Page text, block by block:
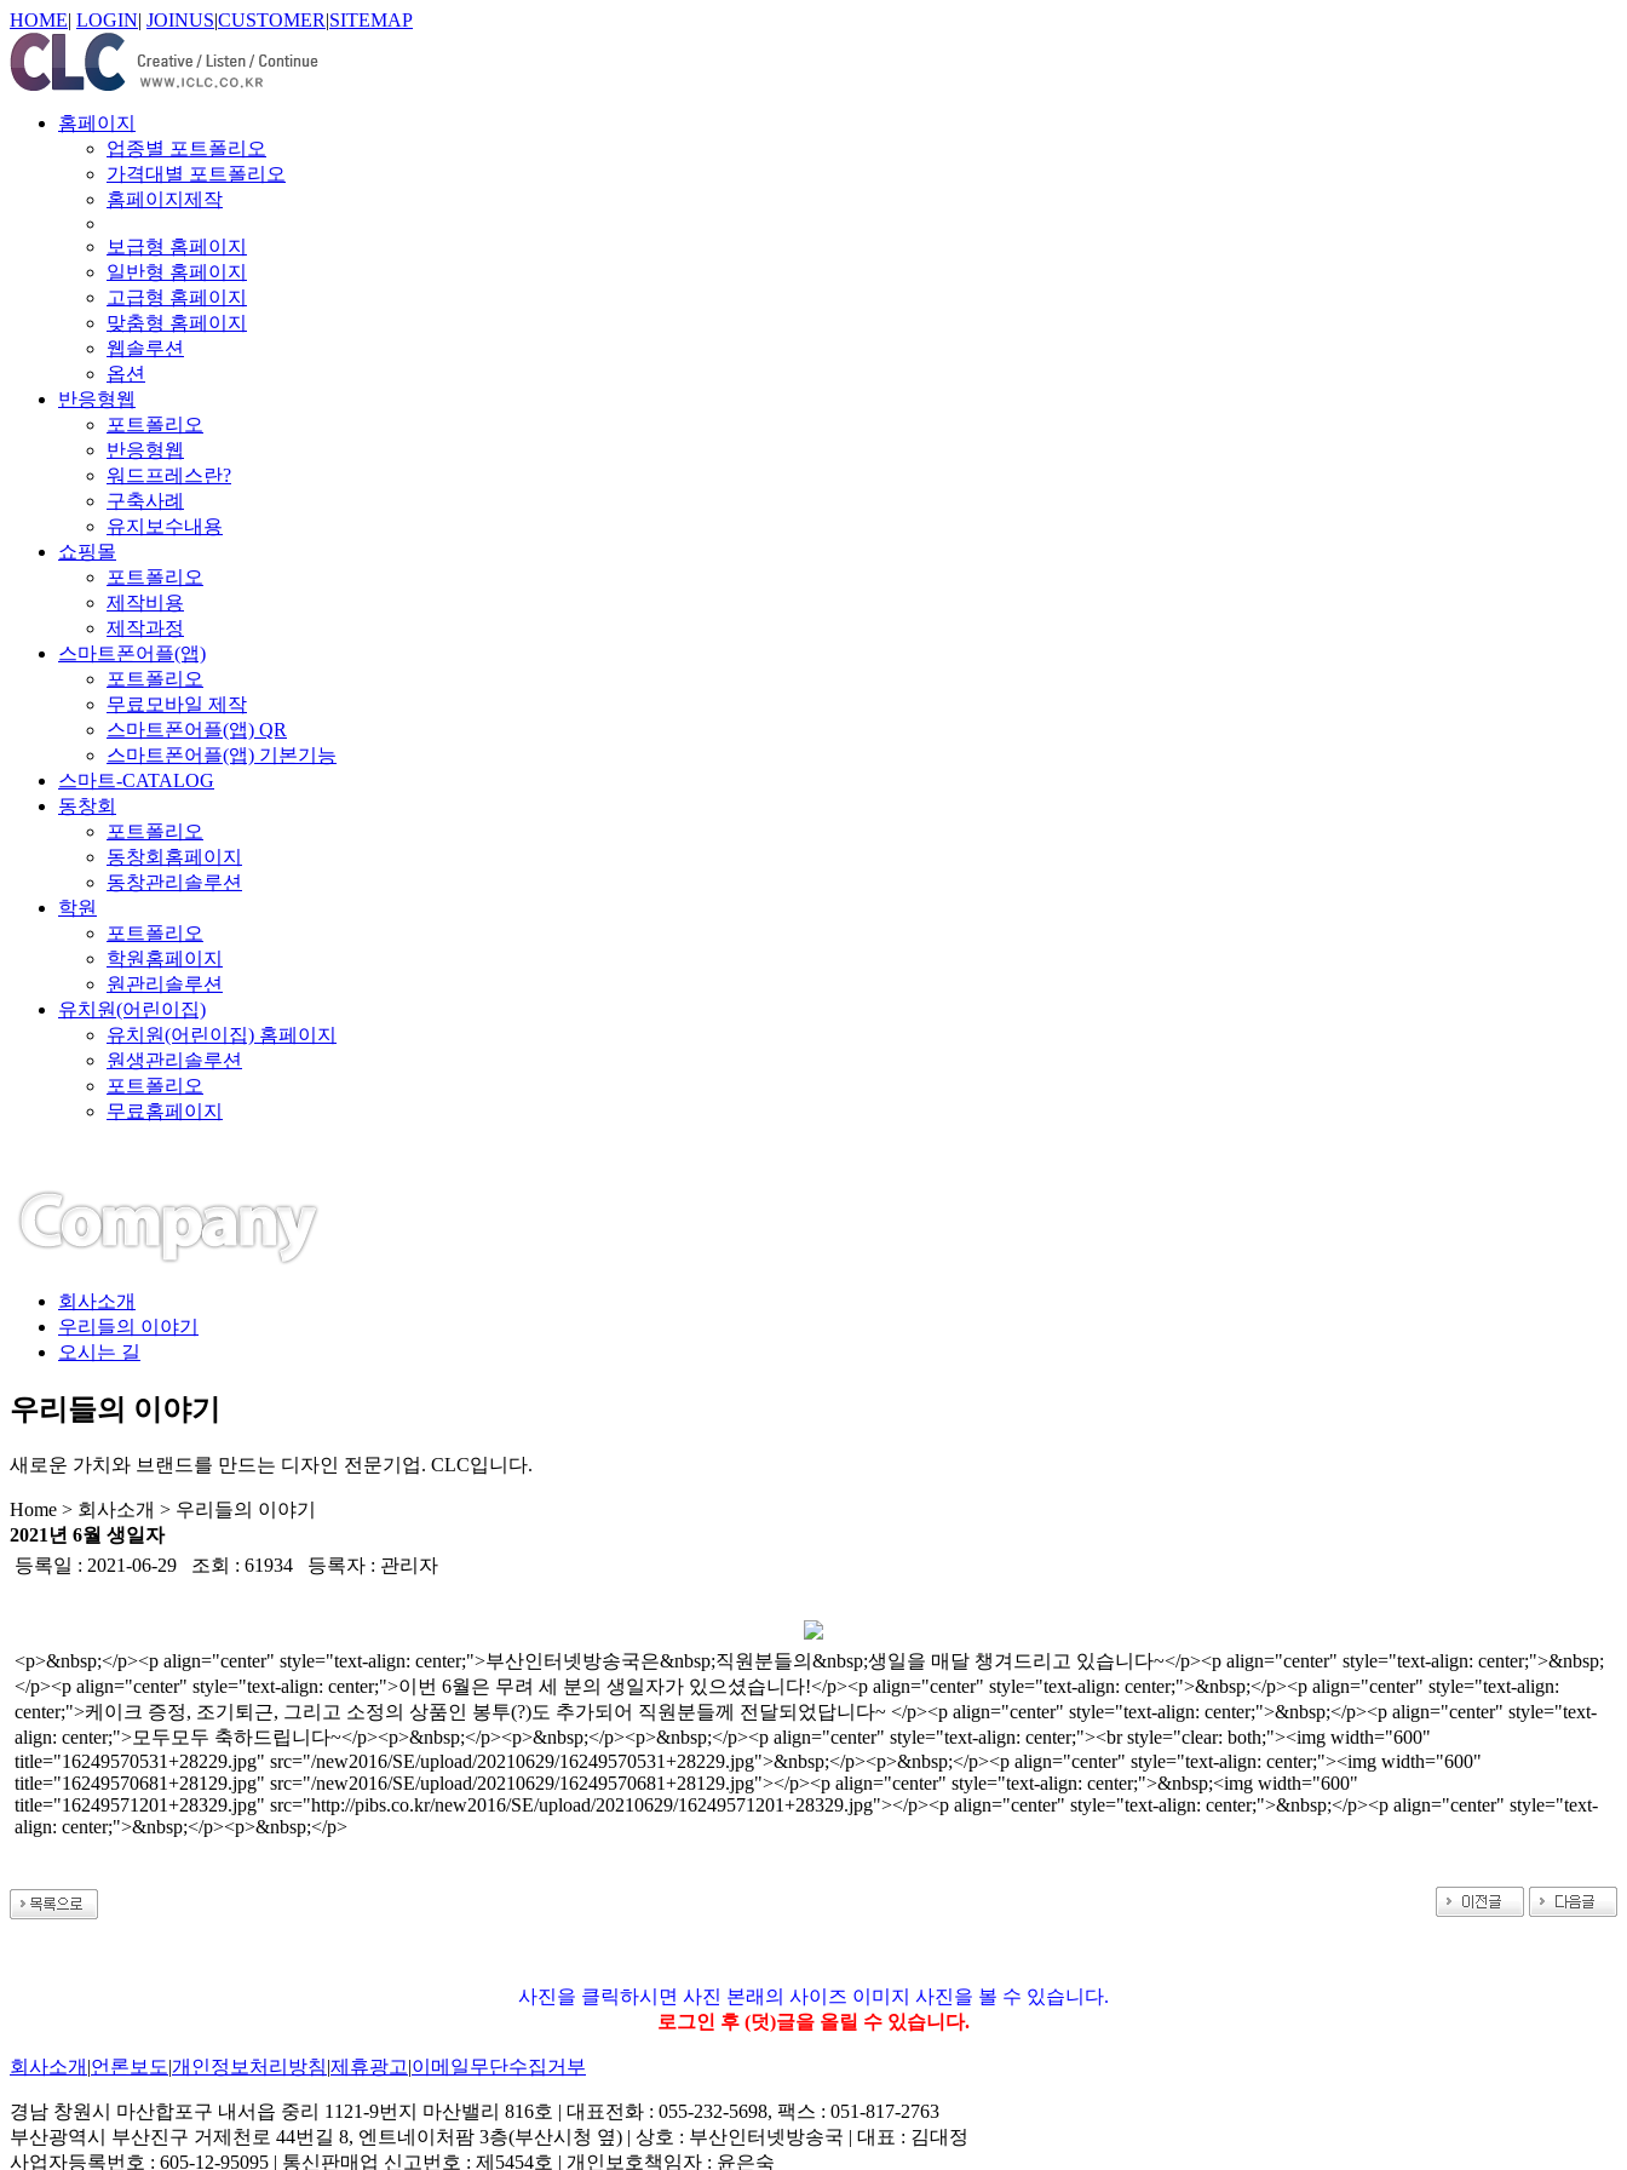
HOME| LOGIN| JOINUS|CUSTOMER|SITEMAP
홈페이지
업종별 포트폴리오
가격대별 포트폴리오
홈페이지제작
보급형 홈페이지
일반형 홈페이지
고급형 홈페이지
맞춤형 홈페이지
웹솔루션
옵션
반응형웹
포트폴리오
반응형웹
워드프레스란?
구축사례
유지보수내용
쇼핑몰
포트폴리오
제작비용
제작과정
스마트폰어플(앱)
포트폴리오
무료모바일 제작
스마트폰어플(앱) QR
스마트폰어플(앱) 기본기능
스마트-CATALOG
동창회
포트폴리오
동창회홈페이지
동창관리솔루션
학원
포트폴리오
학원홈페이지
원관리솔루션
유치원(어린이집)
유치원(어린이집) 홈페이지
원생관리솔루션
포트폴리오
무료홈페이지
회사소개
우리들의 이야기
오시는 길
우리들의 이야기
새로운 가치와 브랜드를 만드는 디자인 전문기업. CLC입니다.
Home > 회사소개 > 우리들의 이야기
2021년 6월 생일자
등록일 : 2021-06-29 조회 : 61934 등록자 : 관리자
<p>&nbsp;</p><p align="center" style="text-align: center;">부산인터넷방송국은&nbsp;직원분들의&nbsp;생일을 매달 챙겨드리고 있습니다~</p><p align="center" style="text-align: center;">&nbsp;
</p><p align="center" style="text-align: center;">이번 6월은 무려 세 분의 생일자가 있으셨습니다!</p><p align="center" style="text-align: center;">&nbsp;</p><p align="center" style="text-align:
center;">케이크 증정, 조기퇴근, 그리고 소정의 상품인 봉투(?)도 추가되어 직원분들께 전달되었답니다~ </p><p align="center" style="text-align: center;">&nbsp;</p><p align="center" style="text-
align: center;">모두모두 축하드립니다~</p><p>&nbsp;</p><p>&nbsp;</p><p>&nbsp;</p><p align="center" style="text-align: center;"><br style="clear: both;"><img width="600"
title="16249570531+28229.jpg" src="/new2016/SE/upload/20210629/16249570531+28229.jpg">&nbsp;</p><p>&nbsp;</p><p align="center" style="text-align: center;"><img width="600"
title="16249570681+28129.jpg" src="/new2016/SE/upload/20210629/16249570681+28129.jpg"></p><p align="center" style="text-align: center;">&nbsp;<img width="600"
title="16249571201+28329.jpg" src="http://pibs.co.kr/new2016/SE/upload/20210629/16249571201+28329.jpg"></p><p align="center" style="text-align: center;">&nbsp;</p><p align="center" style="text-
align: center;">&nbsp;</p><p>&nbsp;</p>
사진을 클릭하시면 사진 본래의 사이즈 이미지 사진을 볼 수 있습니다.
로그인 후 (덧)글을 올릴 수 있습니다.
회사소개 |언론보도|개인정보처리방침|제휴광고|이메일무단수집거부
경남 창원시 마산합포구 내서읍 중리 1121-9번지 마산밸리 816호 | 대표전화 : 055-232-5698, 팩스 : 051-817-2763
부산광역시 부산진구 거제천로 44번길 8, 엔트네이처팜 3층(부산시청 옆) | 상호 : 부산인터넷방송국 | 대표 : 김대정
사업자등록번호 : 605-12-95095 | 통신판매업 신고번호 : 제5454호 | 개인보호책임자 : 윤은숙